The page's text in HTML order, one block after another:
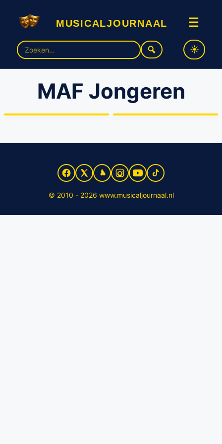
musicaljournaal ☰
Zoek
naar:
MAF Jongeren
MAF Jongeren speelt
MusicAllFactory Jongeren
spelen ‘BEET!’
© 2010 - 2026 www.musicaljournaal.nl